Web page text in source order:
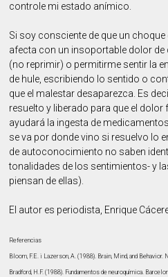
controle mi estado anímico.
Si soy consciente de que un
afecta con un insoportable dolor
(no reprimir) o permitirme sentir la
de hule, escribiendo lo sentido o
que el malestar desaparezca. Es
resuelto y liberado para que el
ayudará la ingesta de
se va por donde vino si resuelvo lo
de autoconocimiento no saben
tonalidades de los sentimientos- y
piensan de ellas).
El autor es periodista, Enrique
Referencias
Bloom, F.E. i Lazerson, A. (1988). Brain, Mind, and Behavior.
Bradford, H.F. (1988). Fundamentos de neuroquímica.